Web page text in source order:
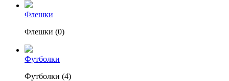
Флешки
Флешки (0)
Футболки
Футболки (4)